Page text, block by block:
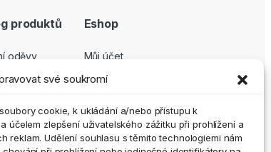
své soukromí
cookie, k ukládání a/nebo přístupu k
účelem zlepšení uživatelského zážitku při prohlížení a
reklam. Udělení souhlasu s těmito technologiemi nám
produktů
oděvy
obuv
a volný čas
Eshop
Můj účet
Pokladna
GDPR
Obchodní podmínky